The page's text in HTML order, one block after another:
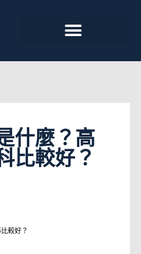
什麼？高
比較好？
較好？